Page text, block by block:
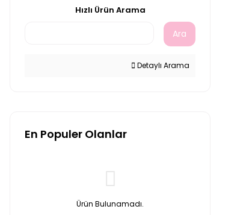
-45 (1)
Hızlı Ürün Arama
Ara
Detaylı Arama
En Populer Olanlar
Ürün Bulunamadı.